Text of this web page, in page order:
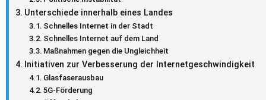
Unterschiede innerhalb eines Landes
Schnelles Internet in der Stadt
Schnelles Internet auf dem Land
Maßnahmen gegen die Ungleichheit
Initiativen zur Verbesserung der Internetgeschwindigkeit
Glasfaserausbau
5G-Förderung